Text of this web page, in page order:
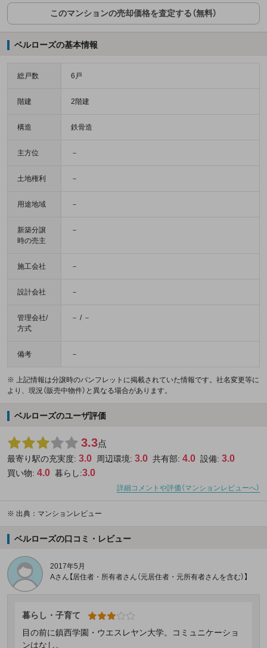
このマンションの売却価格を査定する（無料）
ベルローズの基本情報
総戸数 6戸
階建 2階建
構造 鉄骨造
主方位 －
土地権利 －
用途地域 －
新築分譲
時の売主
－
施工会社 －
設計会社 －
管理会社/
方式
－ / －
備考 －
※ 上記情報は分譲時のパンフレットに掲載されていた情報です。社名変更等に
より、現況（販売中物件）と異なる場合があります。
ベルローズのユーザ評価
3.3点
最寄り駅の充実度: 3.0 周辺環境: 3.0 共有部: 4.0 設備: 3.0
買い物: 4.0 暮らし:3.0
詳細コメントや評価（マンションレビューへ）
※ 出典：マンションレビュー
ベルローズの口コミ・レビュー
2017年5月
Aさん【居住者・所有者さん（元居住者・元所有者さんを含む）】
暮らし・子育て
目の前に鎮西学園・ウエスレヤン大学。コミュニケーショ
ンはなし。